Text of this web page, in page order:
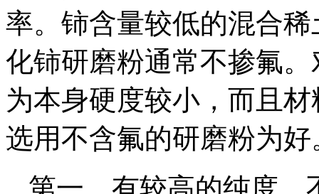
率。铈含量较低的混合
化铈研磨粉通常不掺氟
为本身硬度较小，而且
选用不含氟的研磨粉为好